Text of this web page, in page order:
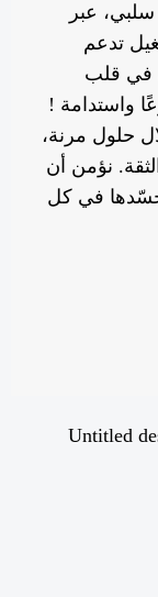
عبر
تدعم
تعاون في قلب
واستدامة !
حلول مرنة،
نؤمن أن
في كل